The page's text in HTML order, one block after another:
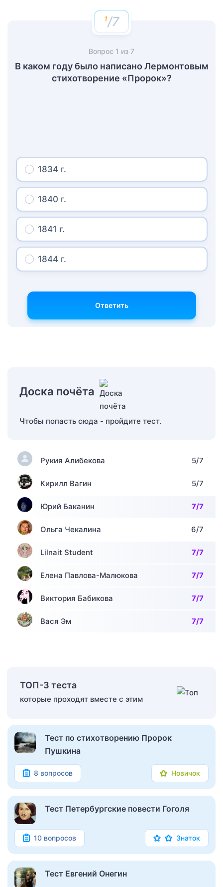
/7
Вопрос 1 из 7
В каком году было написано Лермонтовым
стихотворение «Пророк»?
1834 г.
1840 г.
1841 г.
1844 г.
Ответить
Доска почёта
Чтобы попасть сюда - пройдите тест.
Рукия Алибекова 5/7
Кирилл Вагин 5/7
Юрий Баканин 7/7
Ольга Чекалина 6/7
Lilnait Student 7/7
Елена Павлова-Малюкова 7/7
Виктория Бабикова 7/7
Вася Эм 7/7
ТОП-3 теста
которые проходят вместе с этим
Тест по стихотворению Пророк
Пушкина
8 вопросов Новичок
Тест Петербургские повести Гоголя
10 вопросов Знаток
Тест Евгений Онегин